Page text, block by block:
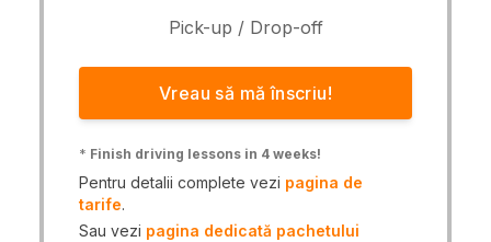
Pick-up / Drop-off
Vreau să mă înscriu!
* Finish driving lessons in 4 weeks!
Pentru detalii complete vezi pagina de
tarife.
Sau vezi pagina dedicată pachetului